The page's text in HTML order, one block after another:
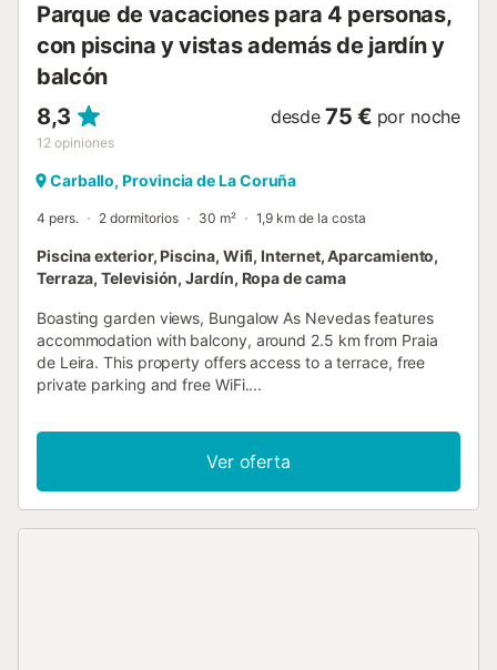
Parque de vacaciones para 4 personas,
con piscina y vistas además de jardín y
balcón
8,3
12 opiniones
desde 75 € por noche
Carballo, Provincia de La Coruña
4 pers. 2 dormitorios 30 m² 1,9 km de la costa
Piscina exterior, Piscina, Wifi, Internet, Aparcamiento,
Terraza, Televisión, Jardín, Ropa de cama
Boasting garden views, Bungalow As Nevedas features
accommodation with balcony, around 2.5 km from Praia
de Leira. This property offers access to a terrace, free
private parking and free WiFi....
Ver oferta